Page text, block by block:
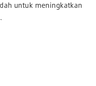
untuk meningkatkan